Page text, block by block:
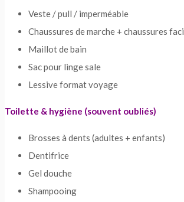
Veste / pull / imperméable
Chaussures de marche + chaussures
Maillot de bain
Sac pour linge sale
Lessive format voyage
Toilette & hygiène (souvent oubliés)
Brosses à dents (adultes + enfants)
Dentifrice
Gel douche
Shampooing